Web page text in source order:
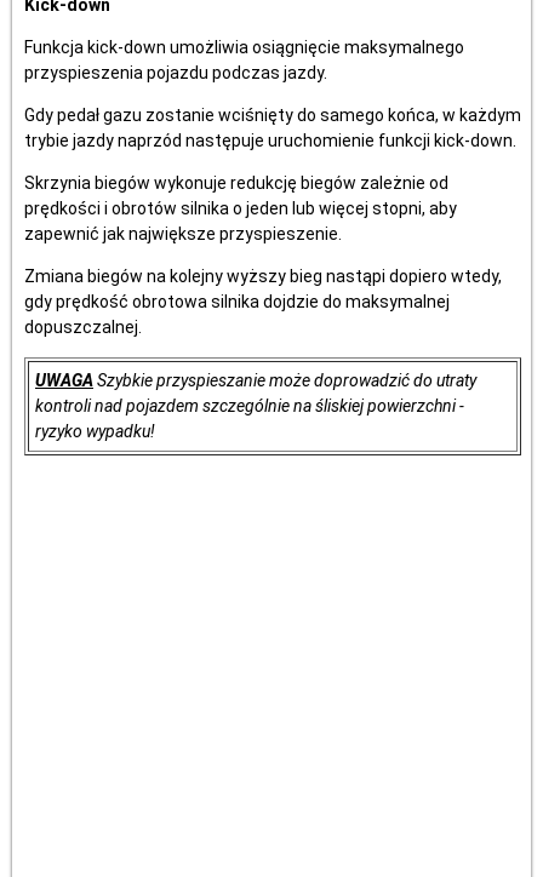
Kick-down
Funkcja kick-down umożliwia osiągnięcie maksymalnego
przyspieszenia pojazdu podczas jazdy.
Gdy pedał gazu zostanie wciśnięty do samego końca, w każdym
trybie jazdy naprzód następuje uruchomienie funkcji kick-down.
Skrzynia biegów wykonuje redukcję biegów zależnie od
prędkości i obrotów silnika o jeden lub więcej stopni, aby
zapewnić jak największe przyspieszenie.
Zmiana biegów na kolejny wyższy bieg nastąpi dopiero wtedy,
gdy prędkość obrotowa silnika dojdzie do maksymalnej
dopuszczalnej.
UWAGASzybkie przyspieszanie może doprowadzić do utraty
kontroli nad pojazdem szczególnie na śliskiej powierzchni -
ryzyko wypadku!